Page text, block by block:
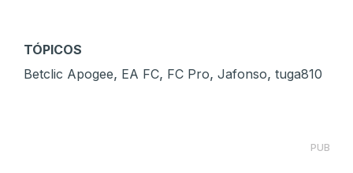
TÓPICOS
Betclic Apogee, EA FC, FC Pro, Jafonso, tuga810
PUB